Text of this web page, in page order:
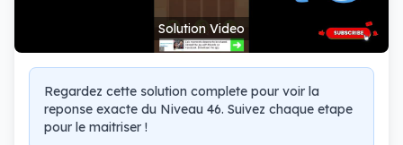
Solution Video
Regardez cette solution complete pour voir la
reponse exacte du Niveau 46. Suivez chaque etape
pour le maitriser !